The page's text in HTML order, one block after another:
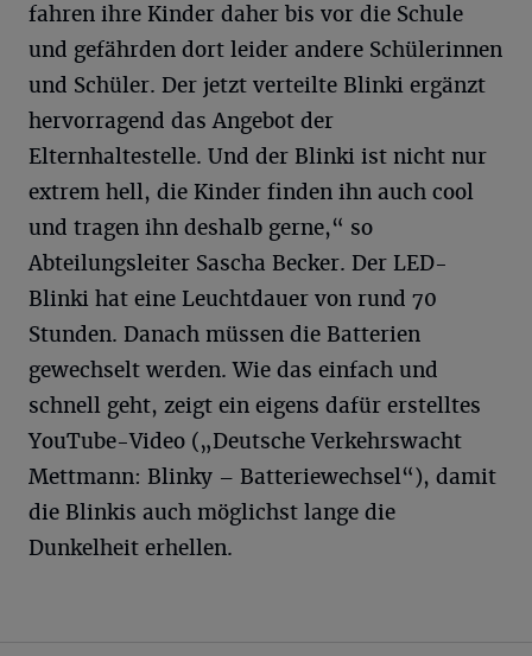
fahren ihre Kinder daher bis vor die Schule
und gefährden dort leider andere Schülerinnen
und Schüler. Der jetzt verteilte Blinki ergänzt
hervorragend das Angebot der
Elternhaltestelle. Und der Blinki ist nicht nur
extrem hell, die Kinder finden ihn auch cool
und tragen ihn deshalb gerne,“ so
Abteilungsleiter Sascha Becker. Der LED-
Blinki hat eine Leuchtdauer von rund 70
Stunden. Danach müssen die Batterien
gewechselt werden. Wie das einfach und
schnell geht, zeigt ein eigens dafür erstelltes
YouTube-Video („Deutsche Verkehrswacht
Mettmann: Blinky – Batteriewechsel“), damit
die Blinkis auch möglichst lange die
Dunkelheit erhellen.